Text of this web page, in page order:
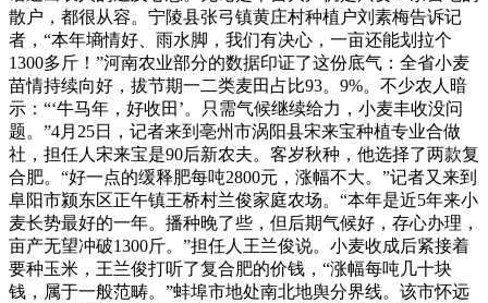
散户，都很从容。宁陵县张弓镇黄庄村种植户刘素梅告诉记
者，“本年墒情好、雨水脚，我们有决心，一亩还能划拉个
1300多斤！”河南农业部分的数据印证了这份底气：全省小麦
苗情持续向好，拔节期一二类麦田占比93。9%。不少农人暗
示：“‘牛马年，好收田’。只需气候继续给力，小麦丰收没问
题。”4月25日，记者来到亳州市涡阳县宋来宝种植专业合做
社，担任人宋来宝是90后新农夫。客岁秋种，他选择了两款复
合肥。“好一点的缓释肥每吨2800元，涨幅不大。”记者又来到
阜阳市颍东区正午镇王桥村兰俊家庭农场。“本年是近5年来小
麦长势最好的一年。播种晚了些，但后期气候好，存心办理，
亩产无望冲破1300斤。”担任人王兰俊说。小麦收成后紧接着
要种玉米，王兰俊打听了复合肥的价钱，“涨幅每吨几十块
钱，属于一般范畴。”蚌埠市地处南北地舆分界线。该市怀远